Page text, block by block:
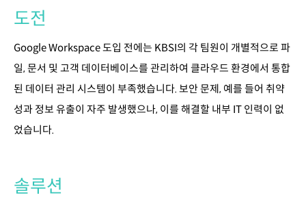
도전
Google Workspace 도입 전에는 KBSI의 각 팀원이 개별적으로 파
일, 문서 및 고객 데이터베이스를 관리하여 클라우드 환경에서 통합
된 데이터 관리 시스템이 부족했습니다. 보안 문제, 예를 들어 취약
성과 정보 유출이 자주 발생했으나, 이를 해결할 내부 IT 인력이 없
었습니다.
솔루션